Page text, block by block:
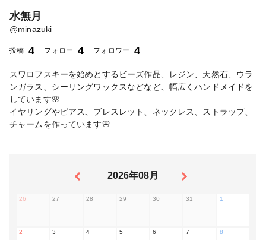
水無月
@minazuki
投稿 4 フォロー 4 フォロワー 4
スワロフスキーを始めとするビーズ作品、レジン、天然石、ウラ
ンガラス、シーリングワックスなどなど、幅広くハンドメイドを
しています🌸
イヤリングやピアス、ブレスレット、ネックレス、ストラップ、
チャームを作っています🌸
2026年08月
26 27 28 29 30 31 1
2 3 4 5 6 7 8